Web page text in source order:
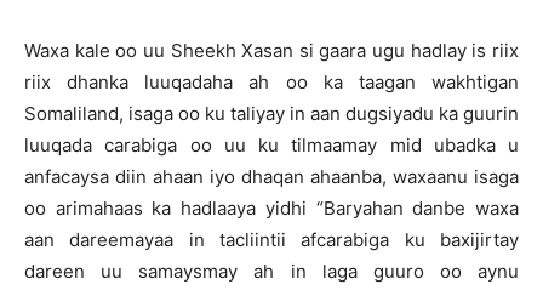
Waxa kale oo uu Sheekh Xasan si gaara ugu hadlay is riix
riix dhanka luuqadaha ah oo ka taagan wakhtigan
Somaliland, isaga oo ku taliyay in aan dugsiyadu ka guurin
luuqada carabiga oo uu ku tilmaamay mid ubadka u
anfacaysa diin ahaan iyo dhaqan ahaanba, waxaanu isaga
oo arimahaas ka hadlaaya yidhi “Baryahan danbe waxa
aan dareemayaa in tacliintii afcarabiga ku baxijirtay
dareen uu samaysmay ah in laga guuro oo aynu